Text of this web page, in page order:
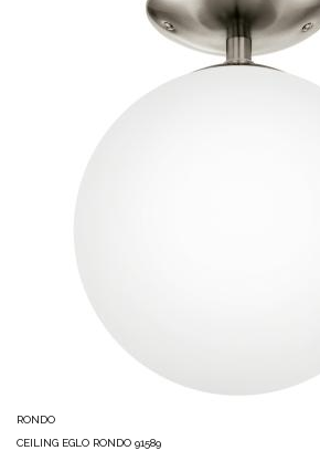
RONDO
CEILING EGLO RONDO 91589